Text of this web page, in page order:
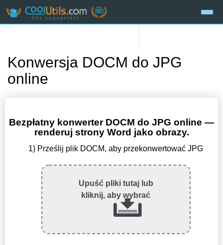
Konwersja DOCM do JPG
online
Bezpłatny konwerter DOCM do JPG online —
renderuj strony Word jako obrazy.
1) Prześlij plik DOCM, aby przekonwertować JPG
Upuść pliki tutaj lub
kliknij, aby wybrać